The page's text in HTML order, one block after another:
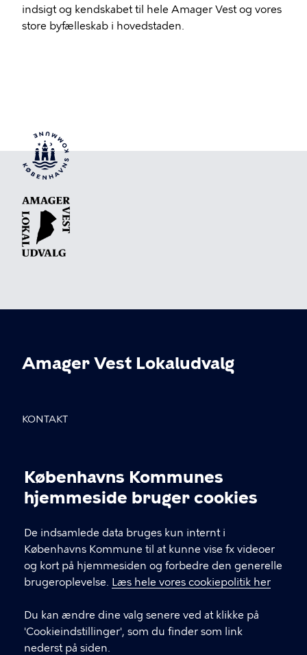
Cookieindstillinger
Københavns Kommunes
hjemmeside bruger cookies
De indsamlede data bruges kun internt i
Københavns Kommune til at kunne vise fx videoer
og kort på hjemmesiden og forbedre den generelle
brugeroplevelse. Læs hele vores cookiepolitik her
Du kan ændre dine valg senere ved at klikke på
'Cookieindstillinger', som du finder som link
nederst på siden.
indsigt og kendskabet til hele Amager Vest og vores
store byfælleskab i hovedstaden.
Amager Vest Lokaludvalg
KONTAKT
info@avlu.dk
21 51 39 35
LINKS
Facebook
Instagram
Kontakt os